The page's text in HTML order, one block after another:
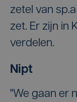
zetel van
zet. Er zijn in
verdelen.
Nipt
"We gaan er